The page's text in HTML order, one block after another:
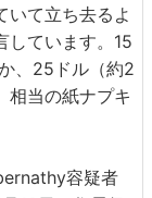
いて立ち去るよ
しています。15
、25ドル（約2
相当の紙ナプキ
容疑者